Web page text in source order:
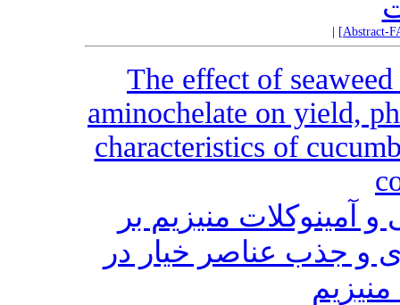
[Abstract-
The effect of
aminochelate on yield,
characteristics of
آمینوکلات منیزیم بر
و جذب عناصر خیار در